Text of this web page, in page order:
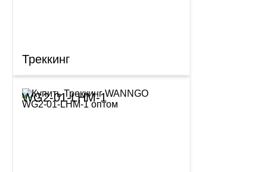
Треккинг
WG2-01-LHM-1